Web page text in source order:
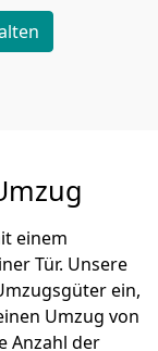
einem
Tür. Unsere
ein,
Umzug von
Anzahl der